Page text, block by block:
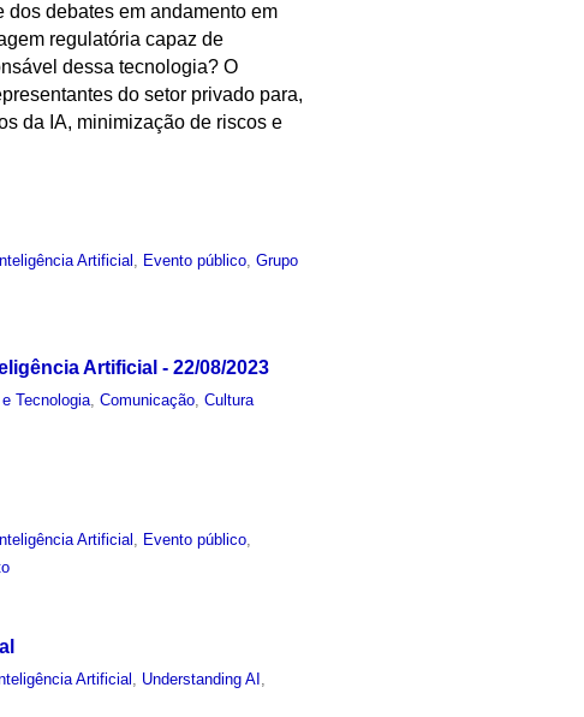
debates em andamento em
regulatória capaz de
dessa tecnologia? O
do setor privado para,
da IA, minimização de riscos e
Inteligência Artificial , Evento público,Grupo
Artificial - 22/08/2023
Tecnologia,Comunicação,Cultura
Inteligência Artificial Evento público
Artificial Understanding AI